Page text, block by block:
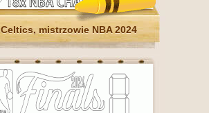
mistrzowie NBA 2024